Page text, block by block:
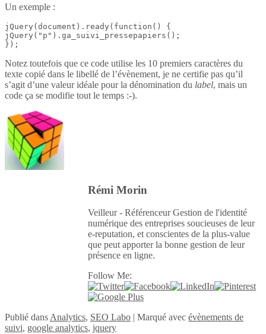
Un exemple :
jQuery(document).ready(function() {
jQuery("p").ga_suivi_pressepapiers();
});
Notez toutefois que ce code utilise les 10 premiers caractères du
texte copié dans le libellé de l’évènement, je ne certifie pas qu’il
s’agit d’une valeur idéale pour la dénomination du label, mais un
code ça se modifie tout le temps :-).
Rémi Morin
Veilleur - Référenceur Gestion de l'identité
numérique des entreprises soucieuses de leur
e-reputation, et conscientes de la plus-value
que peut apporter la bonne gestion de leur
présence en ligne.
Follow Me:
Publié dans Analytics, SEO Labo | Marqué avec évènements de
suivi, google analytics, jquery